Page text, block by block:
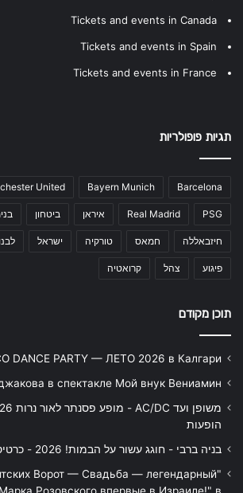
Tickets and events in Canada
Tickets and events in Spain
Tickets and events in France
תגיות פופולריות
Barcelona
Bayern Munich
United
PSG
Real Madrid איראן ביטחון
חיזבאללה חמאס טורקיה ישראל
פיגוע צהל קרואטיה
תוכן מקודם
DANCE PARTY — ЛЕТО 2026 в Калгари
в спектакле Мой внук Вениамин
הופעות
בניה ברבי - חוגג עשור על הבמות! 2026 - כרטיסים ולוח הופעות
Ворот — Свадьба — легендарный
Розовского впервые в Израиле!" в